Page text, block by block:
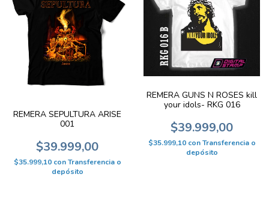
REMERA SEPULTURA ARISE
001
$39.999,00
$35.999,10 con Transferencia o
depósito
REMERA GUNS N ROSES kill
your idols- RKG 016
$39.999,00
$35.999,10 con Transferencia o
depósito